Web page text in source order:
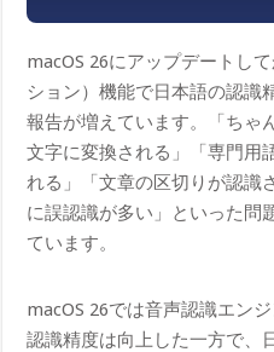
macOS 26にアップデートし
ション）機能で日本語の認識
報告が増えています。「ちゃ
文字に変換される」「専門用
れる」「文章の区切りが認識
に誤認識が多い」といった問
ています。
macOS 26では音声認識エン
認識精度は向上した一方で、